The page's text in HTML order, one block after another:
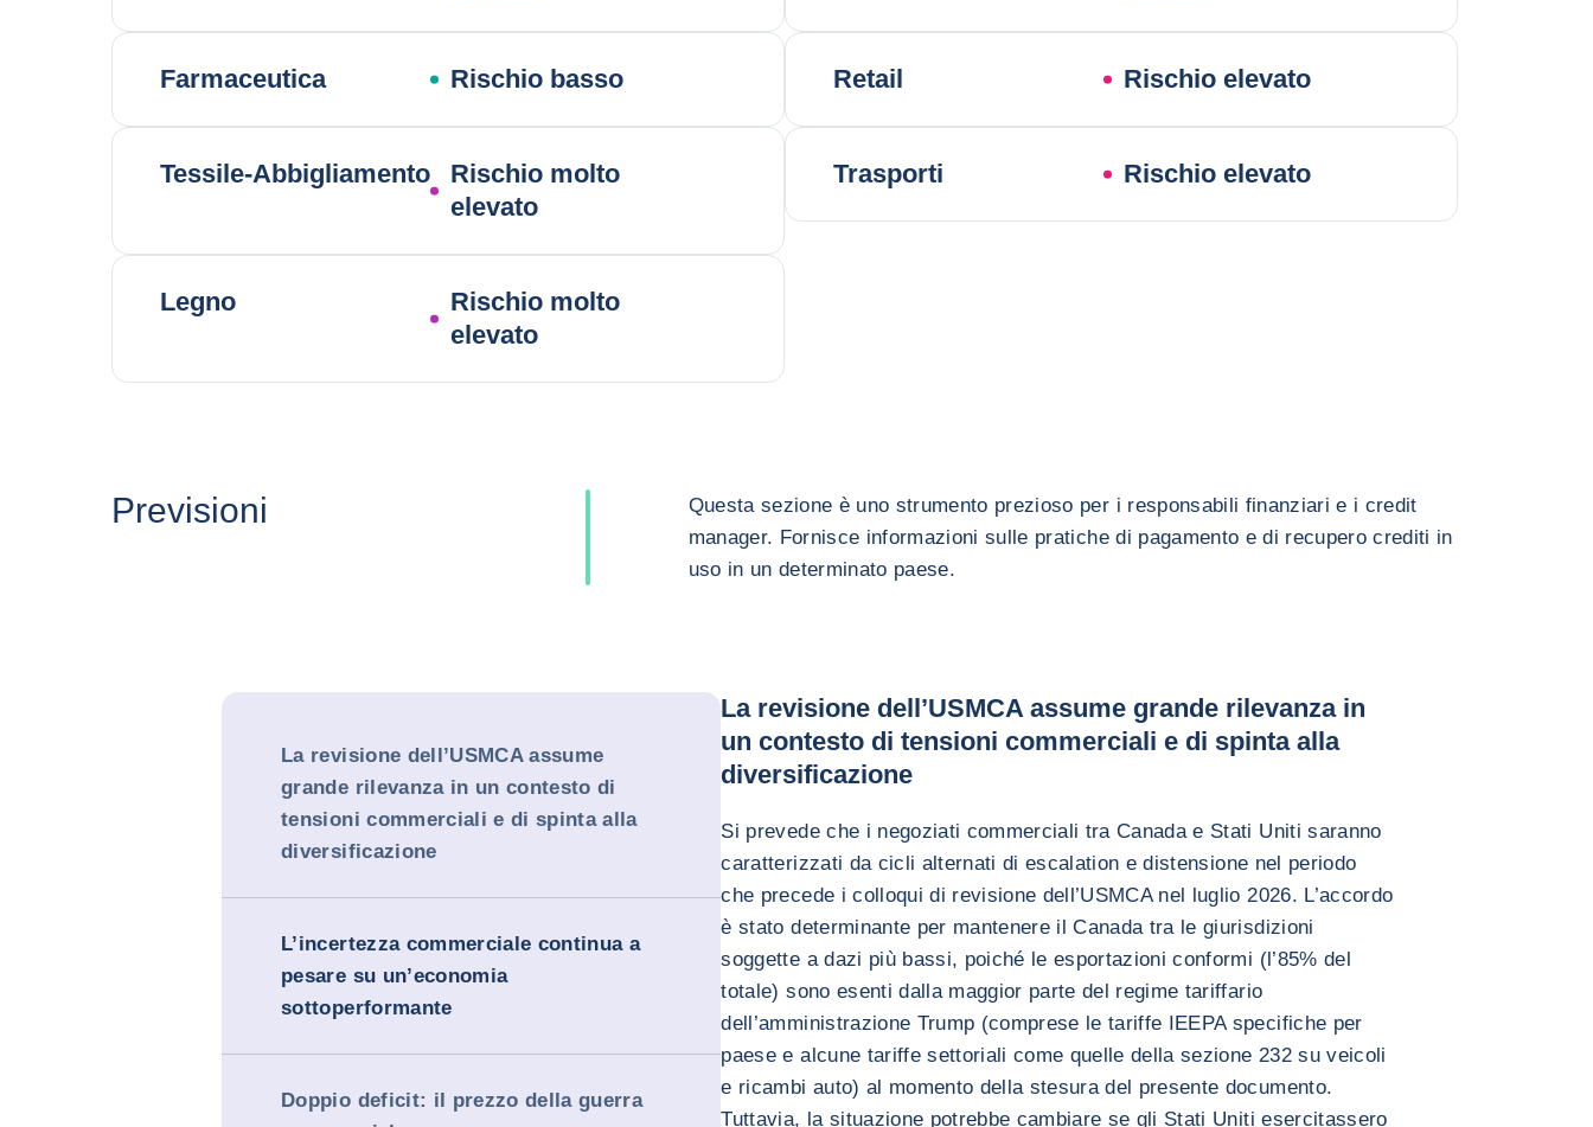
Farmaceutica Rischio basso Retail Rischio elevato
Tessile-Abbigliamento
Rischio molto
elevato
Trasporti Rischio elevato
Legno
Rischio molto
elevato
Previsioni
Questa sezione è uno strumento prezioso per i responsabili finanziari e i credit
manager. Fornisce informazioni sulle pratiche di pagamento e di recupero crediti in
uso in un determinato paese.
La revisione dell’USMCA assume
grande rilevanza in un contesto di
tensioni commerciali e di spinta alla
diversificazione
L’incertezza commerciale continua a
pesare su un’economia
sottoperformante
Doppio deficit: il prezzo della guerra
La revisione dell’USMCA assume grande rilevanza in
un contesto di tensioni commerciali e di spinta alla
diversificazione
Si prevede che i negoziati commerciali tra Canada e Stati Uniti saranno
caratterizzati da cicli alternati di escalation e distensione nel periodo
che precede i colloqui di revisione dell’USMCA nel luglio 2026. L’accordo
è stato determinante per mantenere il Canada tra le giurisdizioni
soggette a dazi più bassi, poiché le esportazioni conformi (l’85% del
totale) sono esenti dalla maggior parte del regime tariffario
dell’amministrazione Trump (comprese le tariffe IEEPA specifiche per
paese e alcune tariffe settoriali come quelle della sezione 232 su veicoli
e ricambi auto) al momento della stesura del presente documento.
Tuttavia, la situazione potrebbe cambiare se gli Stati Uniti esercitassero